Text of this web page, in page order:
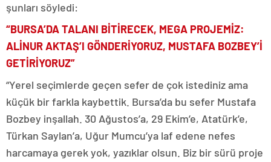
şunları söyledi:
“BURSA’DA TALANI BİTİRECEK, MEGA PROJEMİZ:
ALİNUR AKTAŞ’I GÖNDERİYORUZ, MUSTAFA BOZBEY’İ
GETİRİYORUZ”
“Yerel seçimlerde geçen sefer de çok istediniz ama
küçük bir farkla kaybettik. Bursa’da bu sefer Mustafa
Bozbey inşallah. 30 Ağustos’a, 29 Ekim’e, Atatürk’e,
Türkan Saylan’a, Uğur Mumcu’ya laf edene nefes
harcamaya gerek yok, yazıklar olsun. Biz bir sürü proje